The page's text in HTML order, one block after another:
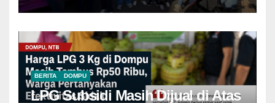
BERITA DOMPU
LPG Subsidi Masih Dijual di Atas